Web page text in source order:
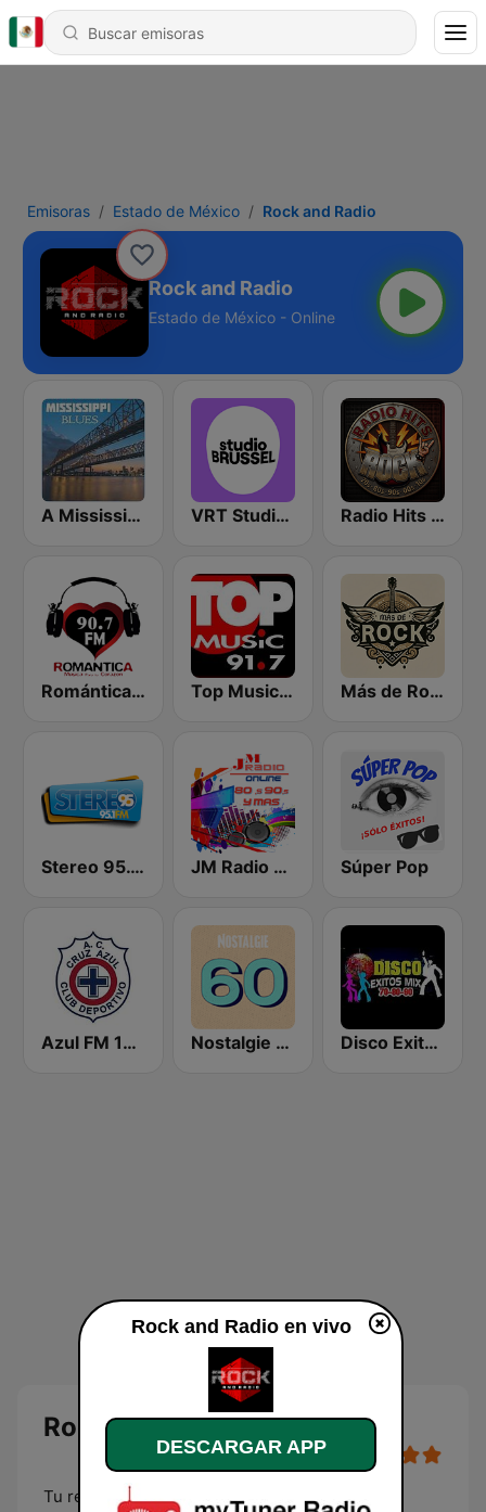
Emisoras Estado de México Rock and Radio
Rock and Radio
Estado de México - Online
A Mississippi Blues VRT Studio Brussel Radio Hits Rock
Romántica 90.7 FM Top Music 91.7 Más de Rock
Stereo 95.1 FM JM Radio 80s y 90s Súper Pop
Azul FM 103.9 Nostalgie 60 Disco Exitos Clasicos 70s 80s 90s Minimix
Rock and Radio en vivo
Tu refugio, Tu Radio, Tu Rock
Rock and Radio en vivo
DESCARGAR APP